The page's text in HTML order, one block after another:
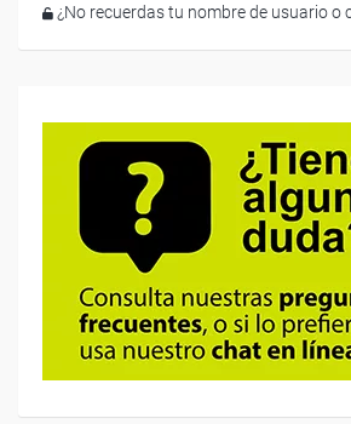
¿No recuerdas tu nombre de usuario o